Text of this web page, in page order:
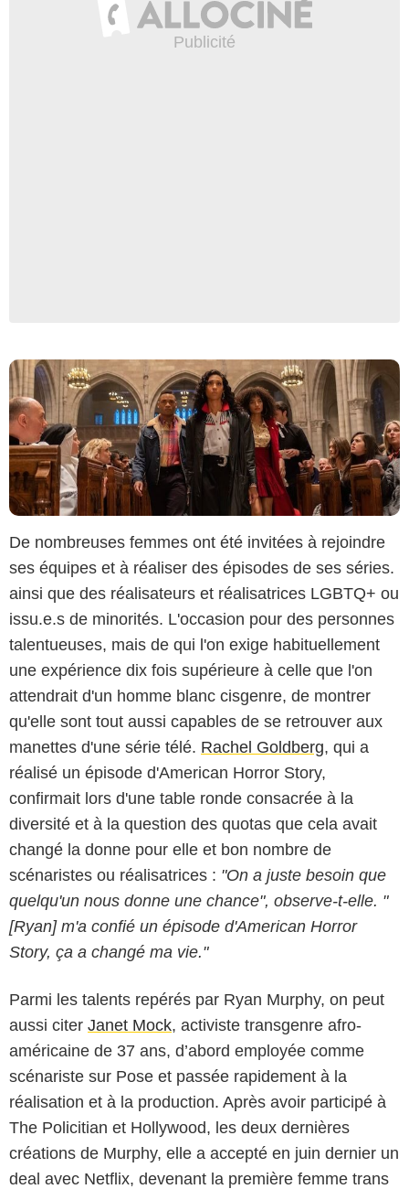
De nombreuses femmes ont été invitées à rejoindre
ses équipes et à réaliser des épisodes de ses séries.
ainsi que des réalisateurs et réalisatrices LGBTQ+ ou
issu.e.s de minorités. L'occasion pour des personnes
talentueuses, mais de qui l'on exige habituellement
une expérience dix fois supérieure à celle que l'on
attendrait d'un homme blanc cisgenre, de montrer
qu'elle sont tout aussi capables de se retrouver aux
manettes d'une série télé. Rachel Goldberg, qui a
réalisé un épisode d'American Horror Story,
confirmait lors d'une table ronde consacrée à la
diversité et à la question des quotas que cela avait
changé la donne pour elle et bon nombre de
scénaristes ou réalisatrices : "On a juste besoin que
quelqu'un nous donne une chance", observe-t-elle. "
[Ryan] m'a confié un épisode d'American Horror
Story, ça a changé ma vie."
Parmi les talents repérés par Ryan Murphy, on peut
aussi citer Janet Mock, activiste transgenre afro-
américaine de 37 ans, d’abord employée comme
scénariste sur Pose et passée rapidement à la
réalisation et à la production. Après avoir participé à
The Policitian et Hollywood, les deux dernières
créations de Murphy, elle a accepté en juin dernier un
deal avec Netflix, devenant la première femme trans